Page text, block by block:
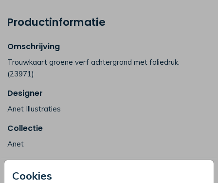
Cookies
Productinformatie
Omschrijving
Trouwkaart groene verf achtergrond met foliedruk.
(23971)
Designer
Anet Illustraties
Collectie
Anet
Deze producten zijn wellicht ook iets